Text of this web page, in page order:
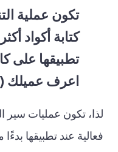
تكون عملية
كتابة أكواد
تطبيقها على
اعرف عميلك (KYC).
لذا، تكون عمليات سير
فعالية عند تطبيقها